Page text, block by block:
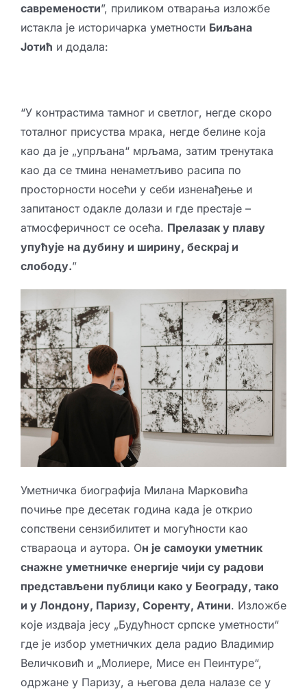
савремености”, приликом отварања изложбе
истакла је историчарка уметности Биљана
Јотић и додала:
“У контрастима тамног и светлог, негде скоро
тоталног присуства мрака, негде белине која
као да је „упрљана“ мрљама, затим тренутака
као да се тмина ненаметљиво расипа по
просторности носећи у себи изненађење и
запитаност одакле долази и где престаје –
атмосферичност се осећа. Прелазак у плаву
упућује на дубину и ширину, бескрај и
слободу.”
Уметничка биографија Милана Марковића
почиње пре десетак година када је открио
сопствени сензибилитет и могућности као
ствараоца и аутора. Он је самоуки уметник
снажне уметничке енергије чији су радови
представљени публици како у Београду, тако
и у Лондону, Паризу, Соренту, Атини. Изложбе
које издваја јесу „Будућност српске уметности“
где је избор уметничких дела радио Владимир
Величковић и „Молиере, Мисе ен Пеинтуре“,
одржане у Паризу, а његова дела налазе се у